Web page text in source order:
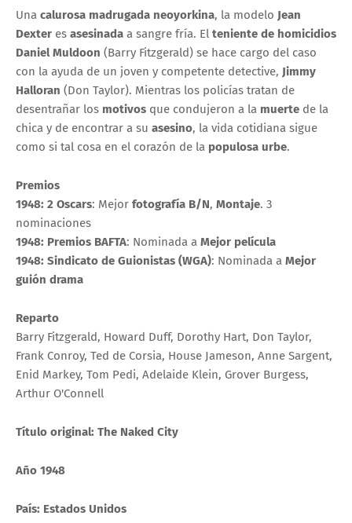
Una calurosa madrugada neoyorkina, la modelo Jean
Dexter es asesinada a sangre fría. El teniente de homicidios
Daniel Muldoon (Barry Fitzgerald) se hace cargo del caso
con la ayuda de un joven y competente detective, Jimmy
Halloran (Don Taylor). Mientras los policías tratan de
desentrañar los motivos que condujeron a la muerte de la
chica y de encontrar a su asesino, la vida cotidiana sigue
como si tal cosa en el corazón de la populosa urbe.
Premios
1948: 2 Oscars: Mejor fotografía B/N, Montaje. 3
nominaciones
1948: Premios BAFTA: Nominada a Mejor película
1948: Sindicato de Guionistas (WGA): Nominada a Mejor
guión drama
Reparto
Barry Fitzgerald, Howard Duff, Dorothy Hart, Don Taylor,
Frank Conroy, Ted de Corsia, House Jameson, Anne Sargent,
Enid Markey, Tom Pedi, Adelaide Klein, Grover Burgess,
Arthur O'Connell
Título original: The Naked City
Año 1948
País: Estados Unidos